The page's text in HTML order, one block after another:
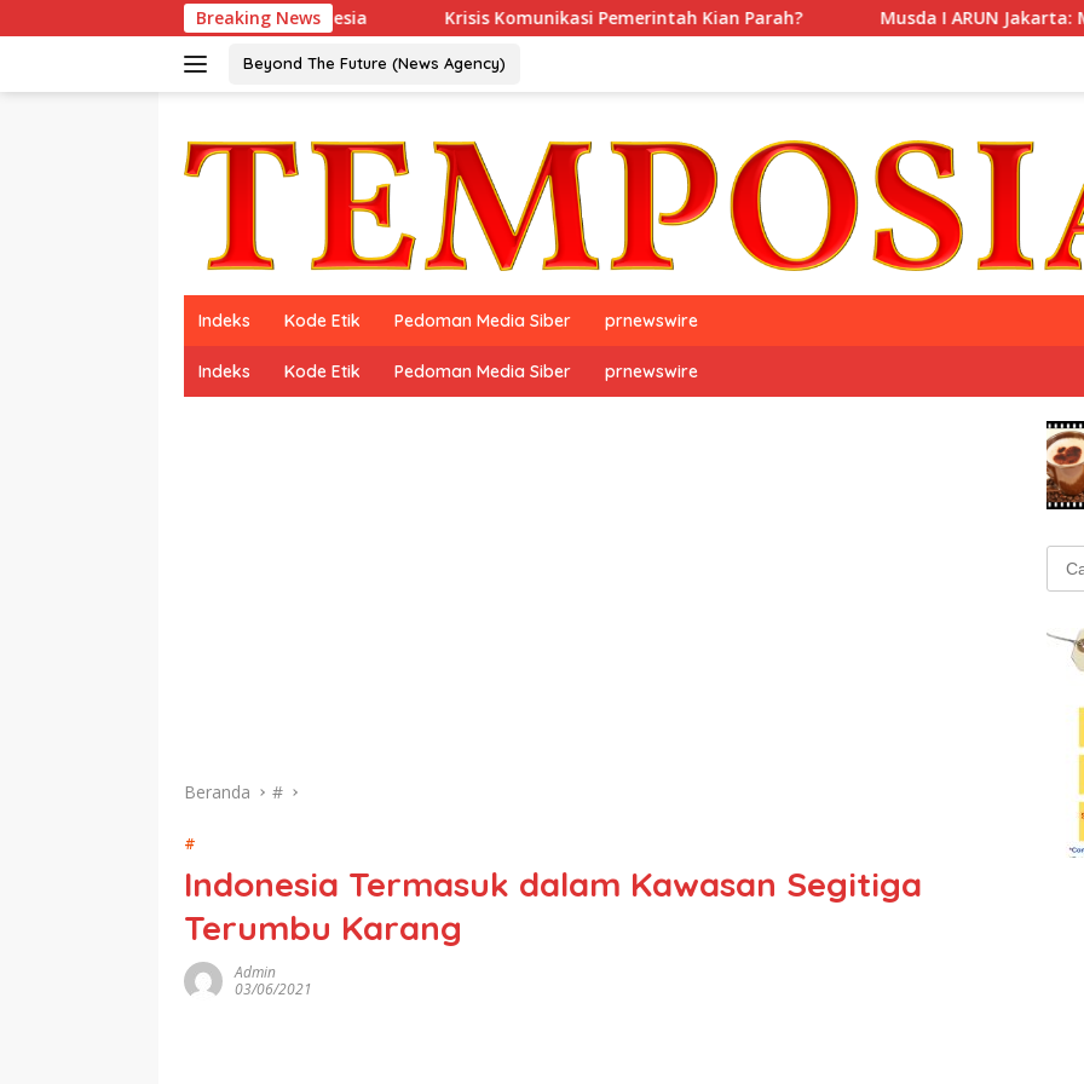
ke
Breaking News
Resmi Debut di Indonesia Krisis Komunikasi Pemerintah Kian Parah? Musda I ARUN Jakarta: Mencari
Beyond The Future (News Agency)
Indeks Kode Etik Pedoman Media Siber prnewswire
Indeks Kode Etik Pedoman Media Siber prnewswire
Beranda #
#
Indonesia Termasuk dalam Kawasan Segitiga
Terumbu Karang
Admin
03/06/2021